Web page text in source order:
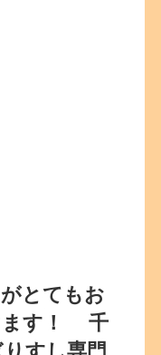
とてもお
ます！ 千
すし専門